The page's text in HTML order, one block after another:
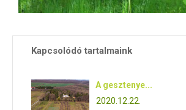
Kapcsolódó tartalmaink
A gesztenye...
2020.12.22.